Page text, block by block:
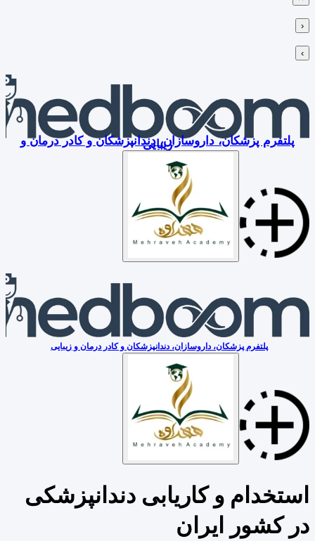
‹
›
پلتفرم پزشکان، داروسازان، دندانپزشکان و کادر درمان و
زیبایی
پلتفرم پزشکان، داروسازان، دندانپزشکان و کادر درمان و زیبایی
استخدام و کاریابی دندانپزشکی
در کشور ایران